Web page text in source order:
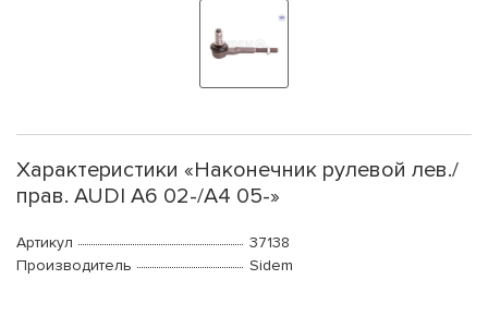
Характеристики «Наконечник рулевой лев./
прав. AUDI A6 02-/A4 05-»
Артикул
37138
Производитель
Sidem